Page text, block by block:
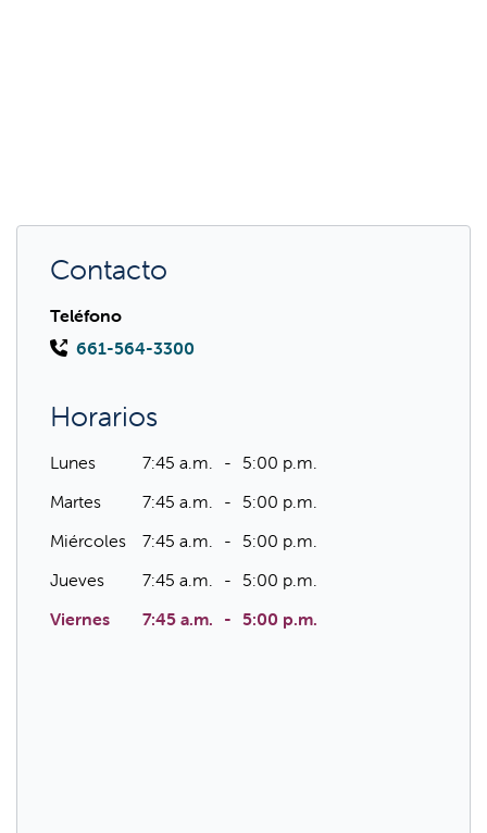
Contacto
Teléfono
661-564-3300
Horarios
Lunes 7:45 a.m.
5:00 p.m.
Martes
7:45 a.m.
5:00 p.m.
Miércoles
7:45 a.m.
5:00 p.m.
Jueves
7:45 a.m.
5:00 p.m.
Viernes
7:45 a.m. 5:00 p.m.